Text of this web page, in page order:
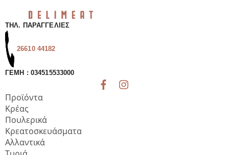
ΤΗΛ. ΠΑΡΑΓΓΕΛΊΕΣ
26610 44182
ΓΕΜΗ : 034515533000
Προϊόντα
Κρέας
Πουλερικά
Κρεατοσκευάσματα
Αλλαντικά